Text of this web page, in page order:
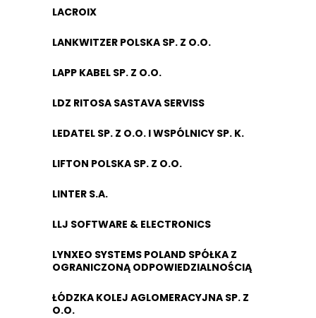
LACROIX
LANKWITZER POLSKA SP. Z O.O.
LAPP KABEL SP. Z O.O.
LDZ RITOSA SASTAVA SERVISS
LEDATEL SP. Z O.O. I WSPÓLNICY SP. K.
LIFTON POLSKA SP. Z O.O.
LINTER S.A.
LLJ SOFTWARE & ELECTRONICS
LYNXEO SYSTEMS POLAND SPÓŁKA Z
OGRANICZONĄ ODPOWIEDZIALNOŚCIĄ
ŁÓDZKA KOLEJ AGLOMERACYJNA SP. Z
O.O.